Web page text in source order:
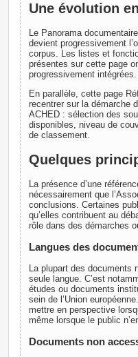
Une évolution
Le Panorama
devient progressivement
corpus. Les listes et
présentes sur cette page
progressivement intégrées.
En parallèle, cette page
recentrer sur la démarche
ACHED : sélection des
disponibles, niveau de
de classement.
Quelques
La présence d’une
nécessairement que
conclusions. Certaines
qu’elles contribuent au
rôle dans des démarches
Langues des
La plupart des documents
seule langue. C’est
études ou documents
sein de l’Union
mettre en perspective
même lorsque le public
Documents non